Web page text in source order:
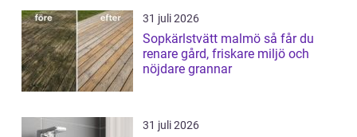
31 juli 2026
Sopkärlstvätt malmö så får du
renare gård, friskare miljö och
nöjdare grannar
31 juli 2026